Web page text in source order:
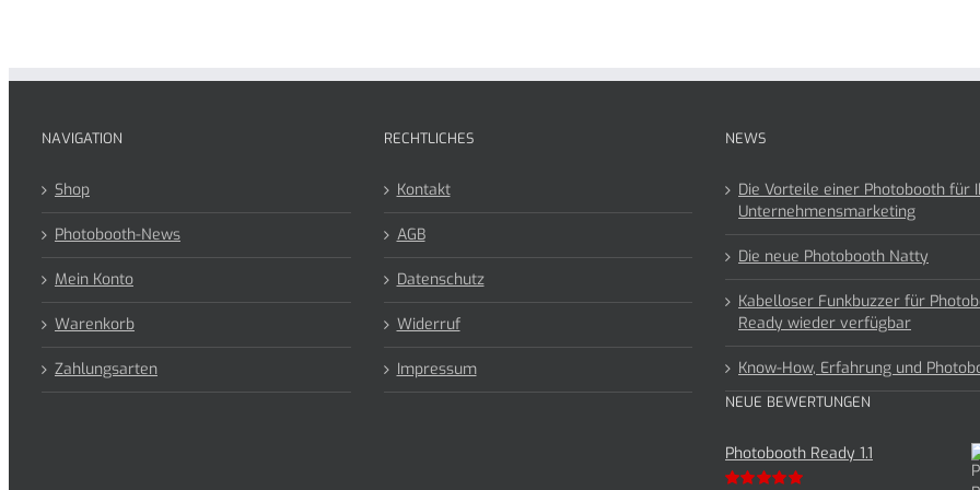
NAVIGATION
Shop
Photobooth-News
Mein Konto
Warenkorb
Zahlungsarten
RECHTLICHES
Kontakt
AGB
Datenschutz
Widerruf
Impressum
NEWS
Die Vorteile einer Photobooth für
Unternehmensmarketing
Die neue Photobooth Natty
Kabelloser Funkbuzzer für
Ready wieder verfügbar
Know-How, Erfahrung und
NEUE BEWERTUNGEN
Photobooth Ready 1.1